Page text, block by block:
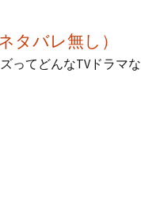
タバレ無し）
ってどんなTVドラマな